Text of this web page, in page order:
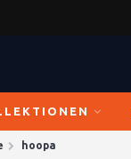
hoopa